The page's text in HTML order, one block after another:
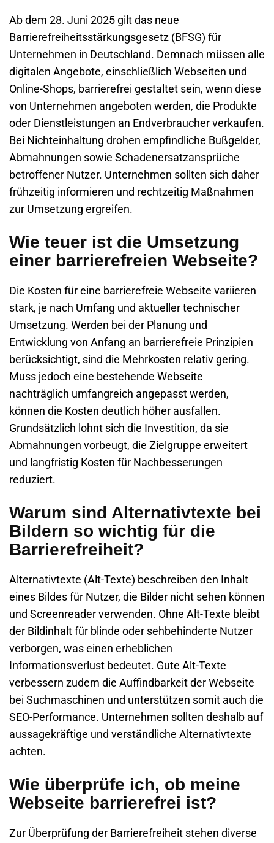
Ab dem 28. Juni 2025 gilt das neue
Barrierefreiheitsstärkungsgesetz (BFSG) für
Unternehmen in Deutschland. Demnach müssen alle
digitalen Angebote, einschließlich Webseiten und
Online-Shops, barrierefrei gestaltet sein, wenn diese
von Unternehmen angeboten werden, die Produkte
oder Dienstleistungen an Endverbraucher verkaufen.
Bei Nichteinhaltung drohen empfindliche Bußgelder,
Abmahnungen sowie Schadenersatzansprüche
betroffener Nutzer. Unternehmen sollten sich daher
frühzeitig informieren und rechtzeitig Maßnahmen
zur Umsetzung ergreifen.
Wie teuer ist die Umsetzung
einer barrierefreien Webseite?
Die Kosten für eine barrierefreie Webseite variieren
stark, je nach Umfang und aktueller technischer
Umsetzung. Werden bei der Planung und
Entwicklung von Anfang an barrierefreie Prinzipien
berücksichtigt, sind die Mehrkosten relativ gering.
Muss jedoch eine bestehende Webseite
nachträglich umfangreich angepasst werden,
können die Kosten deutlich höher ausfallen.
Grundsätzlich lohnt sich die Investition, da sie
Abmahnungen vorbeugt, die Zielgruppe erweitert
und langfristig Kosten für Nachbesserungen
reduziert.
Warum sind Alternativtexte bei
Bildern so wichtig für die
Barrierefreiheit?
Alternativtexte (Alt-Texte) beschreiben den Inhalt
eines Bildes für Nutzer, die Bilder nicht sehen können
und Screenreader verwenden. Ohne Alt-Texte bleibt
der Bildinhalt für blinde oder sehbehinderte Nutzer
verborgen, was einen erheblichen
Informationsverlust bedeutet. Gute Alt-Texte
verbessern zudem die Auffindbarkeit der Webseite
bei Suchmaschinen und unterstützen somit auch die
SEO-Performance. Unternehmen sollten deshalb auf
aussagekräftige und verständliche Alternativtexte
achten.
Wie überprüfe ich, ob meine
Webseite barrierefrei ist?
Zur Überprüfung der Barrierefreiheit stehen diverse